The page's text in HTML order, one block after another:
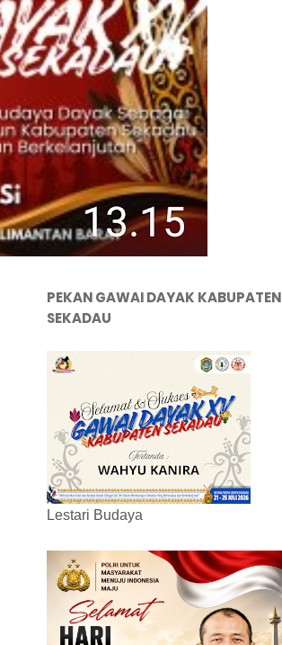
PEKAN GAWAI DAYAK KABUPATEN
SEKADAU
Lestari Budaya